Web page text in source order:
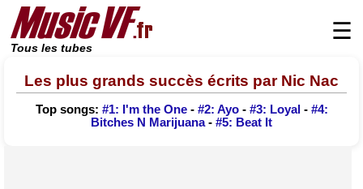
Tous les tubes
☰
Les plus grands succès écrits par Nic Nac
Top songs: #1: I'm the One- #2: Ayo- #3: Loyal - #4:
Bitches N Marijuana- #5: Beat It